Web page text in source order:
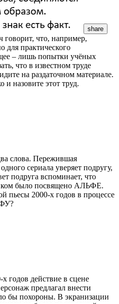
share
что, например,
практического
– лишь попытки учёных
что в известном труде
на раздаточном материале.
назовите этот труд.
слова. Пережившая
сериала уверяет подругу,
подруга вспоминает, что
было посвящено АЛЬФЕ.
пьесы 2000-х годов в процессе
годов действие в сцене
предлагал внести
бы похороны. В экранизации